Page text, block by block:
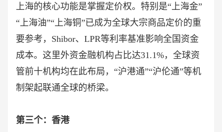
上海的核心功能是掌握定价权。特别是“上海金”
“上海油”“上海铜”已成为全球大宗商品定价的重
要参考，Shibor、LPR等利率基准影响全国资金
成本。这里外资金融机构占比达31.1%，全球资
管前十机构均在此布局，“沪港通”“沪伦通”等机
制架起联通全球的桥梁。
第三个：香港